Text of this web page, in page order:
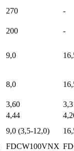
270
-
200
-
9,0
8,0
3,60
4,44
9,0 (3,5-12,0)
FDCW100VNX